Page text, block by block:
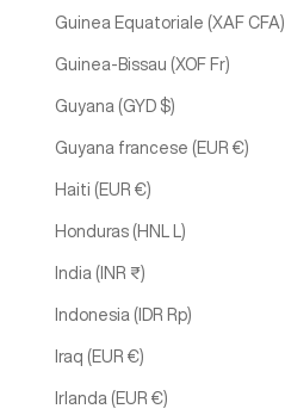
Guinea Equatoriale (XAF CFA)
Guinea-Bissau (XOF Fr)
Guyana (GYD $)
Guyana francese (EUR €)
Haiti (EUR €)
Honduras (HNL L)
India (INR ₹)
Indonesia (IDR Rp)
Iraq (EUR €)
Irlanda (EUR €)